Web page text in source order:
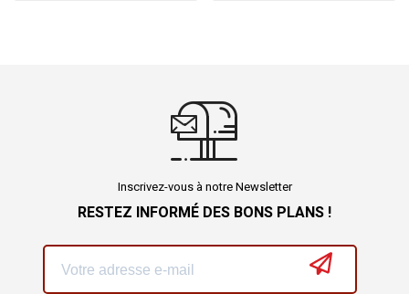
Inscrivez-vous à notre Newsletter
RESTEZ INFORMÉ DES BONS PLANS !